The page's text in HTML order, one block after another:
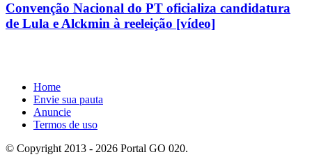
Convenção Nacional do PT oficializa candidatura
de Lula e Alckmin à reeleição [vídeo]
Home
Envie sua pauta
Anuncie
Termos de uso
© Copyright 2013 - 2026 Portal GO 020.